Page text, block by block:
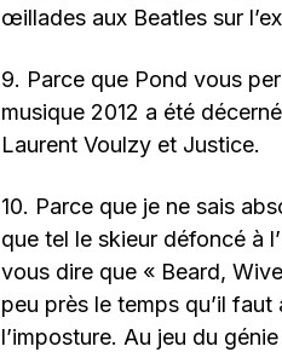
œillades aux Beatles sur
9. Parce que Pond vous
musique 2012 a été
Laurent Voulzy et Justice.
10. Parce que je ne sais
que tel le skieur défoncé à
vous dire que « Beard,
peu près le temps qu’il
l’imposture. Au jeu du